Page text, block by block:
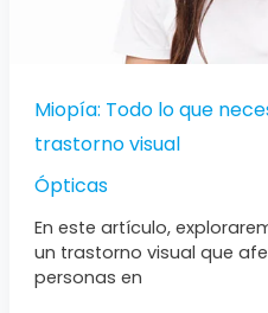
Miopía: Todo lo que
trastorno visual
Ópticas
En este artículo,
un trastorno visual que
personas en